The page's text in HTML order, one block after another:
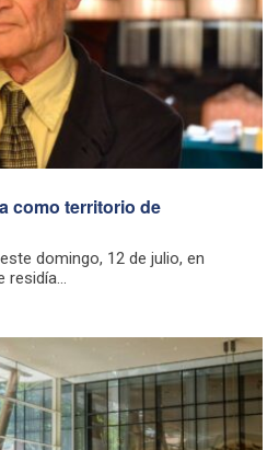
como territorio de
domingo, 12 de julio, en
residía...